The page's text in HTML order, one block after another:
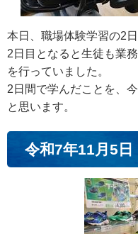
本日、職場体験学習の2
2日目となると生徒も業
を行っていました。
2日間で学んだことを、
と思います。
令和7年11月5日